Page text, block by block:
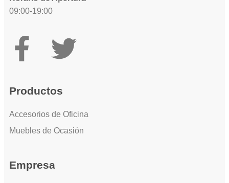
09:00-19:00
Productos
Accesorios de Oficina
Muebles de Ocasión
Empresa